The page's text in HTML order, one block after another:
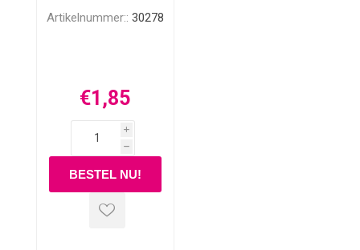
Artikelnummer:: 30278
€1,85
i
h